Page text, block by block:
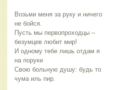
Возьми меня за руку и ничего
не бойся.
Пусть мы первопроходцы –
безумцев любит мир!
И одному тебе лишь отдам я
на поруки
Свою больную душу: будь то
чума иль пир.